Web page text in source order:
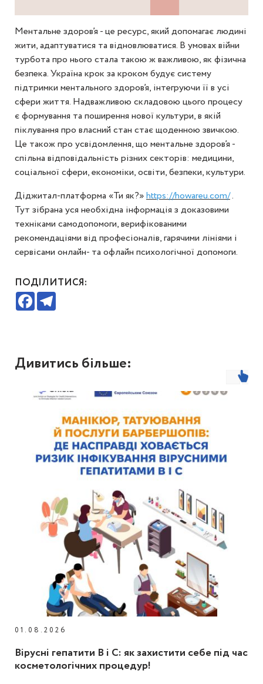
Ментальне здоров’я - це ресурс, який допомагає людині
жити, адаптуватися та відновлюватися. В умовах війни
турбота про нього стала такою ж важливою, як фізична
безпека. Україна крок за кроком будує систему
підтримки ментального здоров’я, інтегруючи її в усі
сфери життя. Надважливою складовою цього процесу
є формування та поширення нової культури, в якій
піклування про власний стан стає щоденною звичкою.
Це також про усвідомлення, що ментальне здоров’я -
спільна відповідальність різних секторів: медицини,
соціальної сфери, економіки, освіти, безпеки, культури.
Діджитал-платформа «Ти як?»https://howareu.com/.
Тут зібрана уся необхідна інформація з доказовими
техніками самодопомоги, верифікованими
рекомендаціями від професіоналів, гарячими лініями і
сервісами онлайн- та офлайн психологічної допомоги.
ПОДІЛИТИСЯ:
Facebook
Дивитись більше:
01.08.2026
Вірусні гепатити В і С: як захистити себе під час
косметологічних процедур!